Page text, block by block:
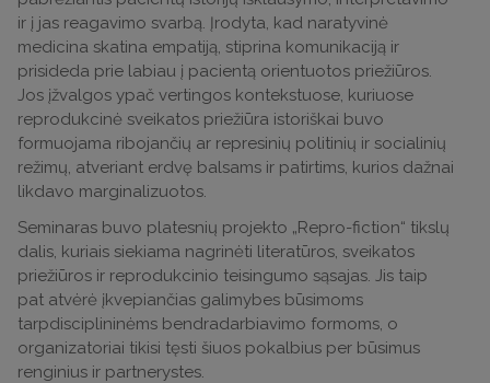
ir į jas reagavimo svarbą. Įrodyta, kad naratyvinė
medicina skatina empatiją, stiprina komunikaciją ir
prisideda prie labiau į pacientą orientuotos priežiūros.
Jos įžvalgos ypač vertingos kontekstuose, kuriuose
reprodukcinė sveikatos priežiūra istoriškai buvo
formuojama ribojančių ar represinių politinių ir socialinių
režimų, atveriant erdvę balsams ir patirtims, kurios dažnai
likdavo marginalizuotos.
Seminaras buvo platesnių projekto „Repro-fiction“ tikslų
dalis, kuriais siekiama nagrinėti literatūros, sveikatos
priežiūros ir reprodukcinio teisingumo sąsajas. Jis taip
pat atvėrė įkvepiančias galimybes būsimoms
tarpdisciplininėms bendradarbiavimo formoms, o
organizatoriai tikisi tęsti šiuos pokalbius per būsimus
renginius ir partnerystes.